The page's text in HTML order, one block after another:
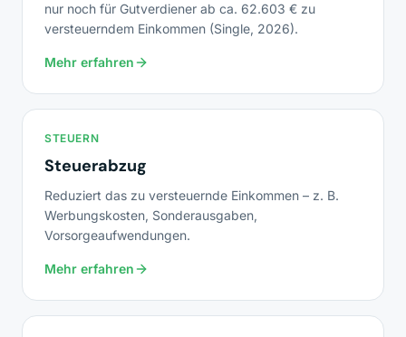
nur noch für Gutverdiener ab ca. 62.603 € zu
versteuerndem Einkommen (Single, 2026).
Mehr erfahren
STEUERN
Steuerabzug
Reduziert das zu versteuernde Einkommen – z. B.
Werbungskosten, Sonderausgaben,
Vorsorgeaufwendungen.
Mehr erfahren